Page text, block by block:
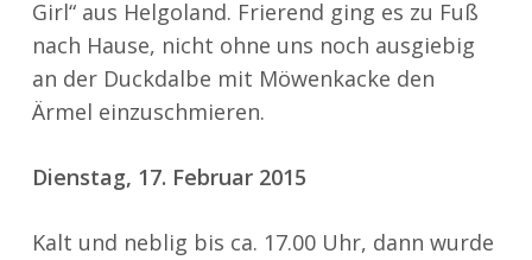
Girl“ aus Helgoland. Frierend ging es zu Fuß
nach Hause, nicht ohne uns noch ausgiebig
an der Duckdalbe mit Möwenkacke den
Ärmel einzuschmieren.
Dienstag, 17. Februar 2015
Kalt und neblig bis ca. 17.00 Uhr, dann wurde